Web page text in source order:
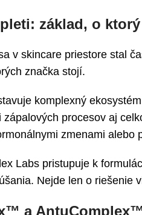
základ, o
v skincare priestore stal
značka stojí.
komplexný
zápalových procesov aj
zmenami
Labs pristupuje k
Nejde len o riešenie
a